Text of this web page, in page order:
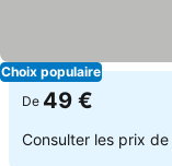
Choix populaire
De 49 €
Consulter les prix de